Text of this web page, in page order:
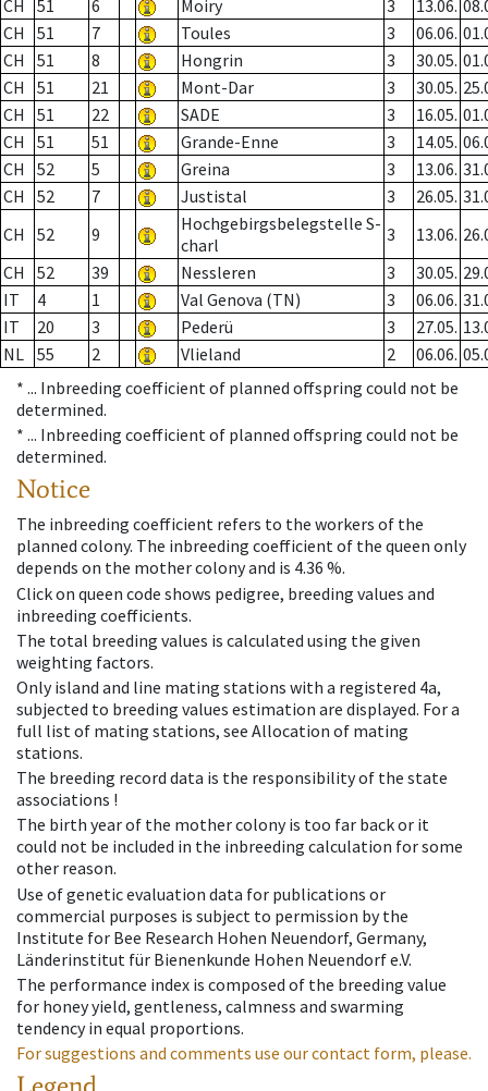
CH 51 6 Moiry 3 13.06.
CH
51 7 Toules 3 06.06.
CH
51 8 Hongrin 3 30.05.
CH
51 21 Mont-Dar 3 30.05.
CH
51 22 SADE 3 16.05.
CH
51 51 Grande-Enne 3 14.05.
CH
52 5 Greina 3 13.06.
CH
52 7 Justistal 3 26.05.
CH
52 9
Hochgebirgsbelegstelle S-
charl
3 13.06.
CH
52 39 Nessleren 3 30.05.
IT
4 1 Val Genova (TN) 3 06.06.
IT
20 3 Pederü 3 27.05.
NL 55 2 Vlieland 2 06.06.
* ... Inbreeding coefficient of planned offspring could not be
determined.
* ... Inbreeding coefficient of planned offspring could not be
determined.
Notice
The inbreeding coefficient refers to the workers of the
planned colony. The inbreeding coefficient of the queen only
depends on the mother colony and is 4.36 %.
Click on queen code shows pedigree, breeding values and
inbreeding coefficients.
The total breeding values is calculated using the given
weighting factors.
Only island and line mating stations with a registered 4a,
subjected to breeding values estimation are displayed. For a
full list of mating stations, see Allocation of mating
stations.
The breeding record data is the responsibility of the state
associations !
The birth year of the mother colony is too far back or it
could not be included in the inbreeding calculation for some
other reason.
Use of genetic evaluation data for publications or
commercial purposes is subject to permission by the
Institute for Bee Research Hohen Neuendorf, Germany,
Länderinstitut für Bienenkunde Hohen Neuendorf e.V.
The performance index is composed of the breeding value
for honey yield, gentleness, calmness and swarming
tendency in equal proportions.
For suggestions and comments use our contact form, please.